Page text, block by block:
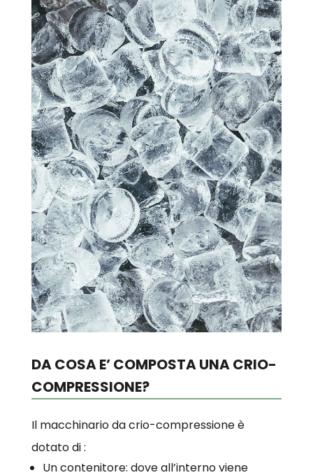
DA COSA E’ COMPOSTA UNA CRIO-
COMPRESSIONE?
Il macchinario da crio-compressione è
dotato di :
Un contenitore: dove all’interno viene